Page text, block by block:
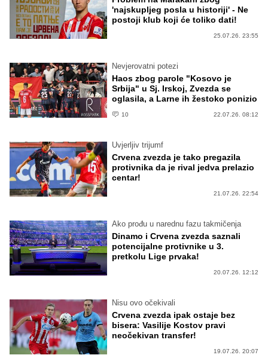
'najskupljeg posla u historiji' - Ne
postoji klub koji će toliko dati!
25.07.26. 23:55
Nevjerovatni potezi
Haos zbog parole "Kosovo je
Srbija" u Sj. Irskoj, Zvezda se
oglasila, a Larne ih žestoko ponizio
10 22.07.26. 08:12
Uvjerljiv trijumf
Crvena zvezda je tako pregazila
protivnika da je rival jedva prelazio
centar!
21.07.26. 22:54
Ako prođu u narednu fazu takmičenja
Dinamo i Crvena zvezda saznali
potencijalne protivnike u 3.
pretkolu Lige prvaka!
20.07.26. 12:12
Nisu ovo očekivali
Crvena zvezda ipak ostaje bez
bisera: Vasilije Kostov pravi
neočekivan transfer!
19.07.26. 20:07